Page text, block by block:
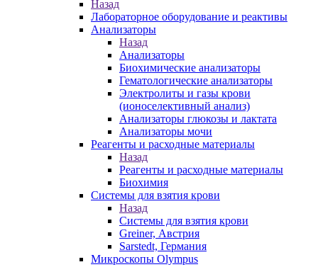
Назад
Лабораторное оборудование и реактивы
Анализаторы
Назад
Анализаторы
Биохимические анализаторы
Гематологические анализаторы
Электролиты и газы крови
(ионоселективный анализ)
Анализаторы глюкозы и лактата
Анализаторы мочи
Реагенты и расходные материалы
Назад
Реагенты и расходные материалы
Биохимия
Системы для взятия крови
Назад
Системы для взятия крови
Greiner, Австрия
Sarstedt, Германия
Микроскопы Olympus